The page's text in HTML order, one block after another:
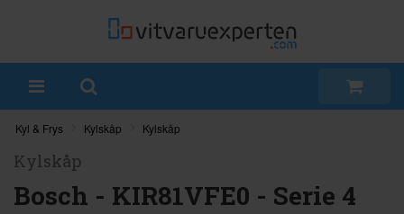
Kyl & Frys Kylskåp Kylskåp
Kylskåp
Bosch - KIR81VFE0 - Serie 4